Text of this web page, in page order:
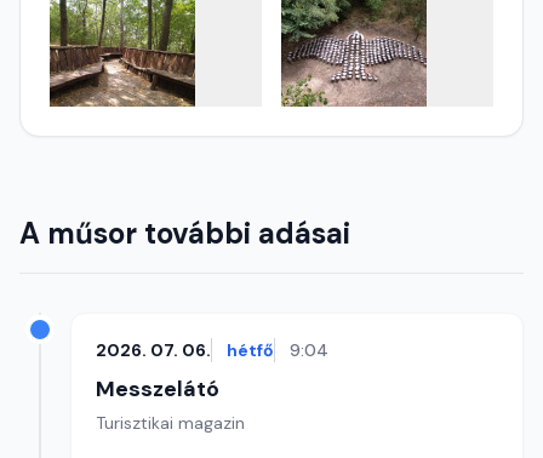
A műsor további adásai
2026. 07. 06. hétfő 9:04
Messzelátó
Turisztikai magazin